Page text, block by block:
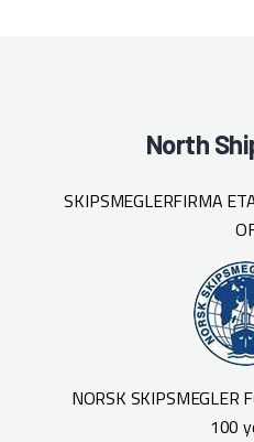
North
SKIPSMEGLERFIRMA
NORSK SKIPSMEGLER
100